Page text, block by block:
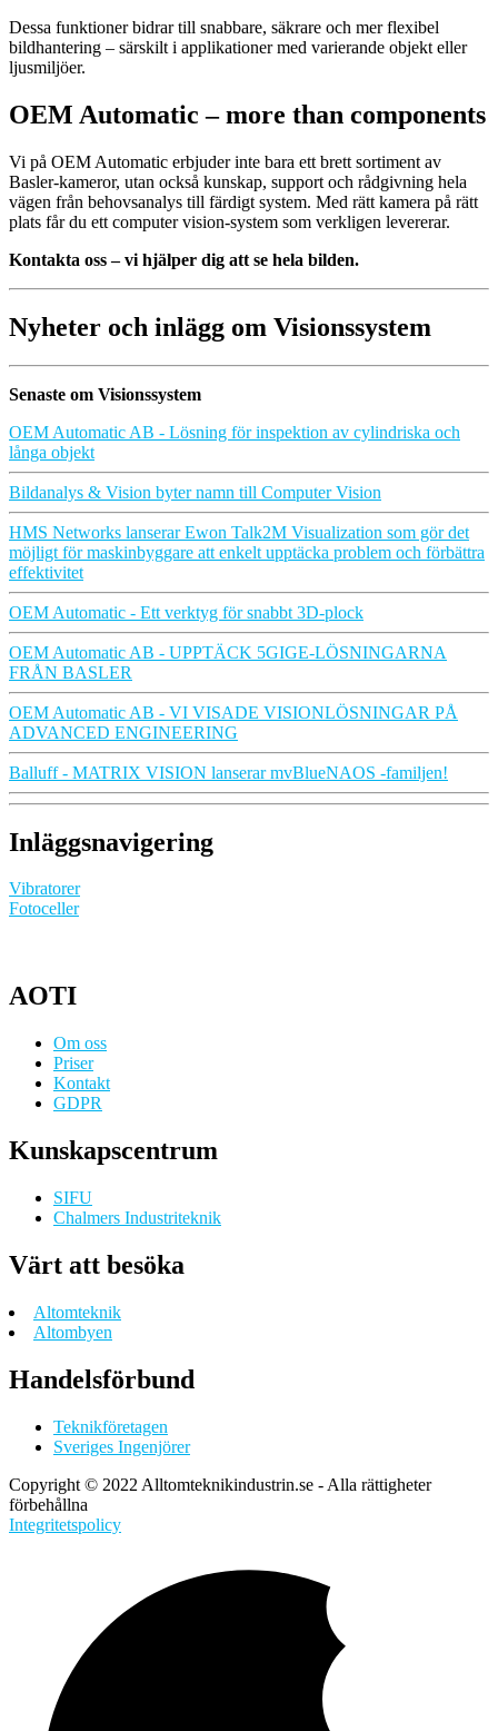
Dessa funktioner bidrar till snabbare, säkrare och mer flexibel
bildhantering – särskilt i applikationer med varierande objekt eller
ljusmiljöer.
OEM Automatic – more than components
Vi på OEM Automatic erbjuder inte bara ett brett sortiment av
Basler-kameror, utan också kunskap, support och rådgivning hela
vägen från behovsanalys till färdigt system. Med rätt kamera på rätt
plats får du ett computer vision-system som verkligen levererar.
Kontakta oss – vi hjälper dig att se hela bilden.
Nyheter och inlägg om Visionssystem
Senaste om Visionssystem
OEM Automatic AB - Lösning för inspektion av cylindriska och
långa objekt
Bildanalys & Vision byter namn till Computer Vision
HMS Networks lanserar Ewon Talk2M Visualization som gör det
möjligt för maskinbyggare att enkelt upptäcka problem och förbättra
effektivitet
OEM Automatic - Ett verktyg för snabbt 3D-plock
OEM Automatic AB - UPPTÄCK 5GIGE-LÖSNINGARNA
FRÅN BASLER
OEM Automatic AB - VI VISADE VISIONLÖSNINGAR PÅ
ADVANCED ENGINEERING
Balluff - MATRIX VISION lanserar mvBlueNAOS -familjen!
Inläggsnavigering
Vibratorer
Fotoceller
AOTI
Om oss
Priser
Kontakt
GDPR
Kunskapscentrum
SIFU
Chalmers Industriteknik
Värt att besöka
Altomteknik
Altombyen
Handelsförbund
Teknikföretagen
Sveriges Ingenjörer
Copyright © 2022 Alltomteknikindustrin.se - Alla rättigheter
förbehållna
Integritetspolicy